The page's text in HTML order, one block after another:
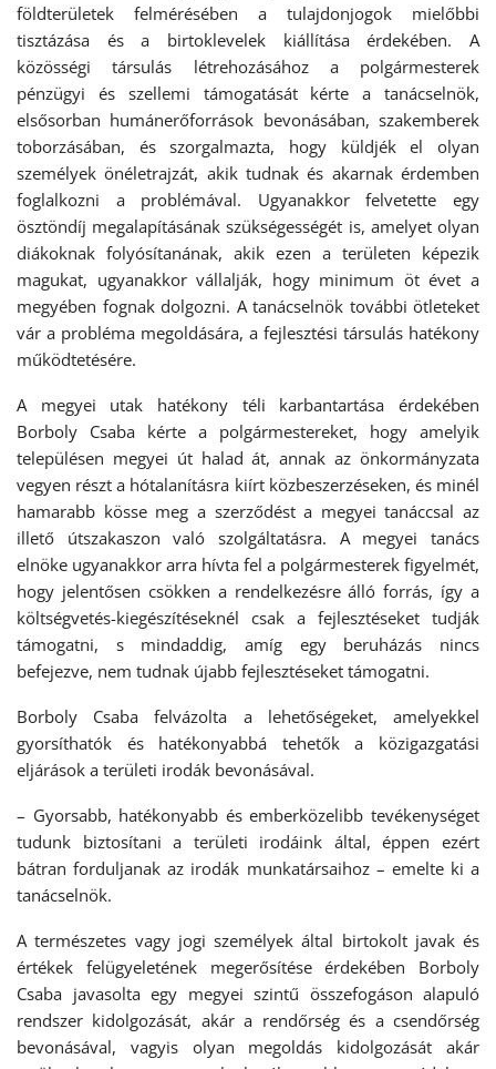
földterületek felmérésében a tulajdonjogok mielőbbi
tisztázása és a birtoklevelek kiállítása érdekében. A
közösségi társulás létrehozásához a polgármesterek
pénzügyi és szellemi támogatását kérte a tanácselnök,
elsősorban humánerőforrások bevonásában, szakemberek
toborzásában, és szorgalmazta, hogy küldjék el olyan
személyek önéletrajzát, akik tudnak és akarnak érdemben
foglalkozni a problémával. Ugyanakkor felvetette egy
ösztöndíj megalapításának szükségességét is, amelyet olyan
diákoknak folyósítanának, akik ezen a területen képezik
magukat, ugyanakkor vállalják, hogy minimum öt évet a
megyében fognak dolgozni. A tanácselnök további ötleteket
vár a probléma megoldására, a fejlesztési társulás hatékony
működtetésére.
A megyei utak hatékony téli karbantartása érdekében
Borboly Csaba kérte a polgármestereket, hogy amelyik
településen megyei út halad át, annak az önkormányzata
vegyen részt a hótalanításra kiírt közbeszerzéseken, és minél
hamarabb kösse meg a szerződést a megyei tanáccsal az
illető útszakaszon való szolgáltatásra. A megyei tanács
elnöke ugyanakkor arra hívta fel a polgármesterek figyelmét,
hogy jelentősen csökken a rendelkezésre álló forrás, így a
költségvetés-kiegészítéseknél csak a fejlesztéseket tudják
támogatni, s mindaddig, amíg egy beruházás nincs
befejezve, nem tudnak újabb fejlesztéseket támogatni.
Borboly Csaba felvázolta a lehetőségeket, amelyekkel
gyorsíthatók és hatékonyabbá tehetők a közigazgatási
eljárások a területi irodák bevonásával.
– Gyorsabb, hatékonyabb és emberközelibb tevékenységet
tudunk biztosítani a területi irodáink által, éppen ezért
bátran forduljanak az irodák munkatársaihoz – emelte ki a
tanácselnök.
A természetes vagy jogi személyek által birtokolt javak és
értékek felügyeletének megerősítése érdekében Borboly
Csaba javasolta egy megyei szintű összefogáson alapuló
rendszer kidolgozását, akár a rendőrség és a csendőrség
bevonásával, vagyis olyan megoldás kidolgozását akár